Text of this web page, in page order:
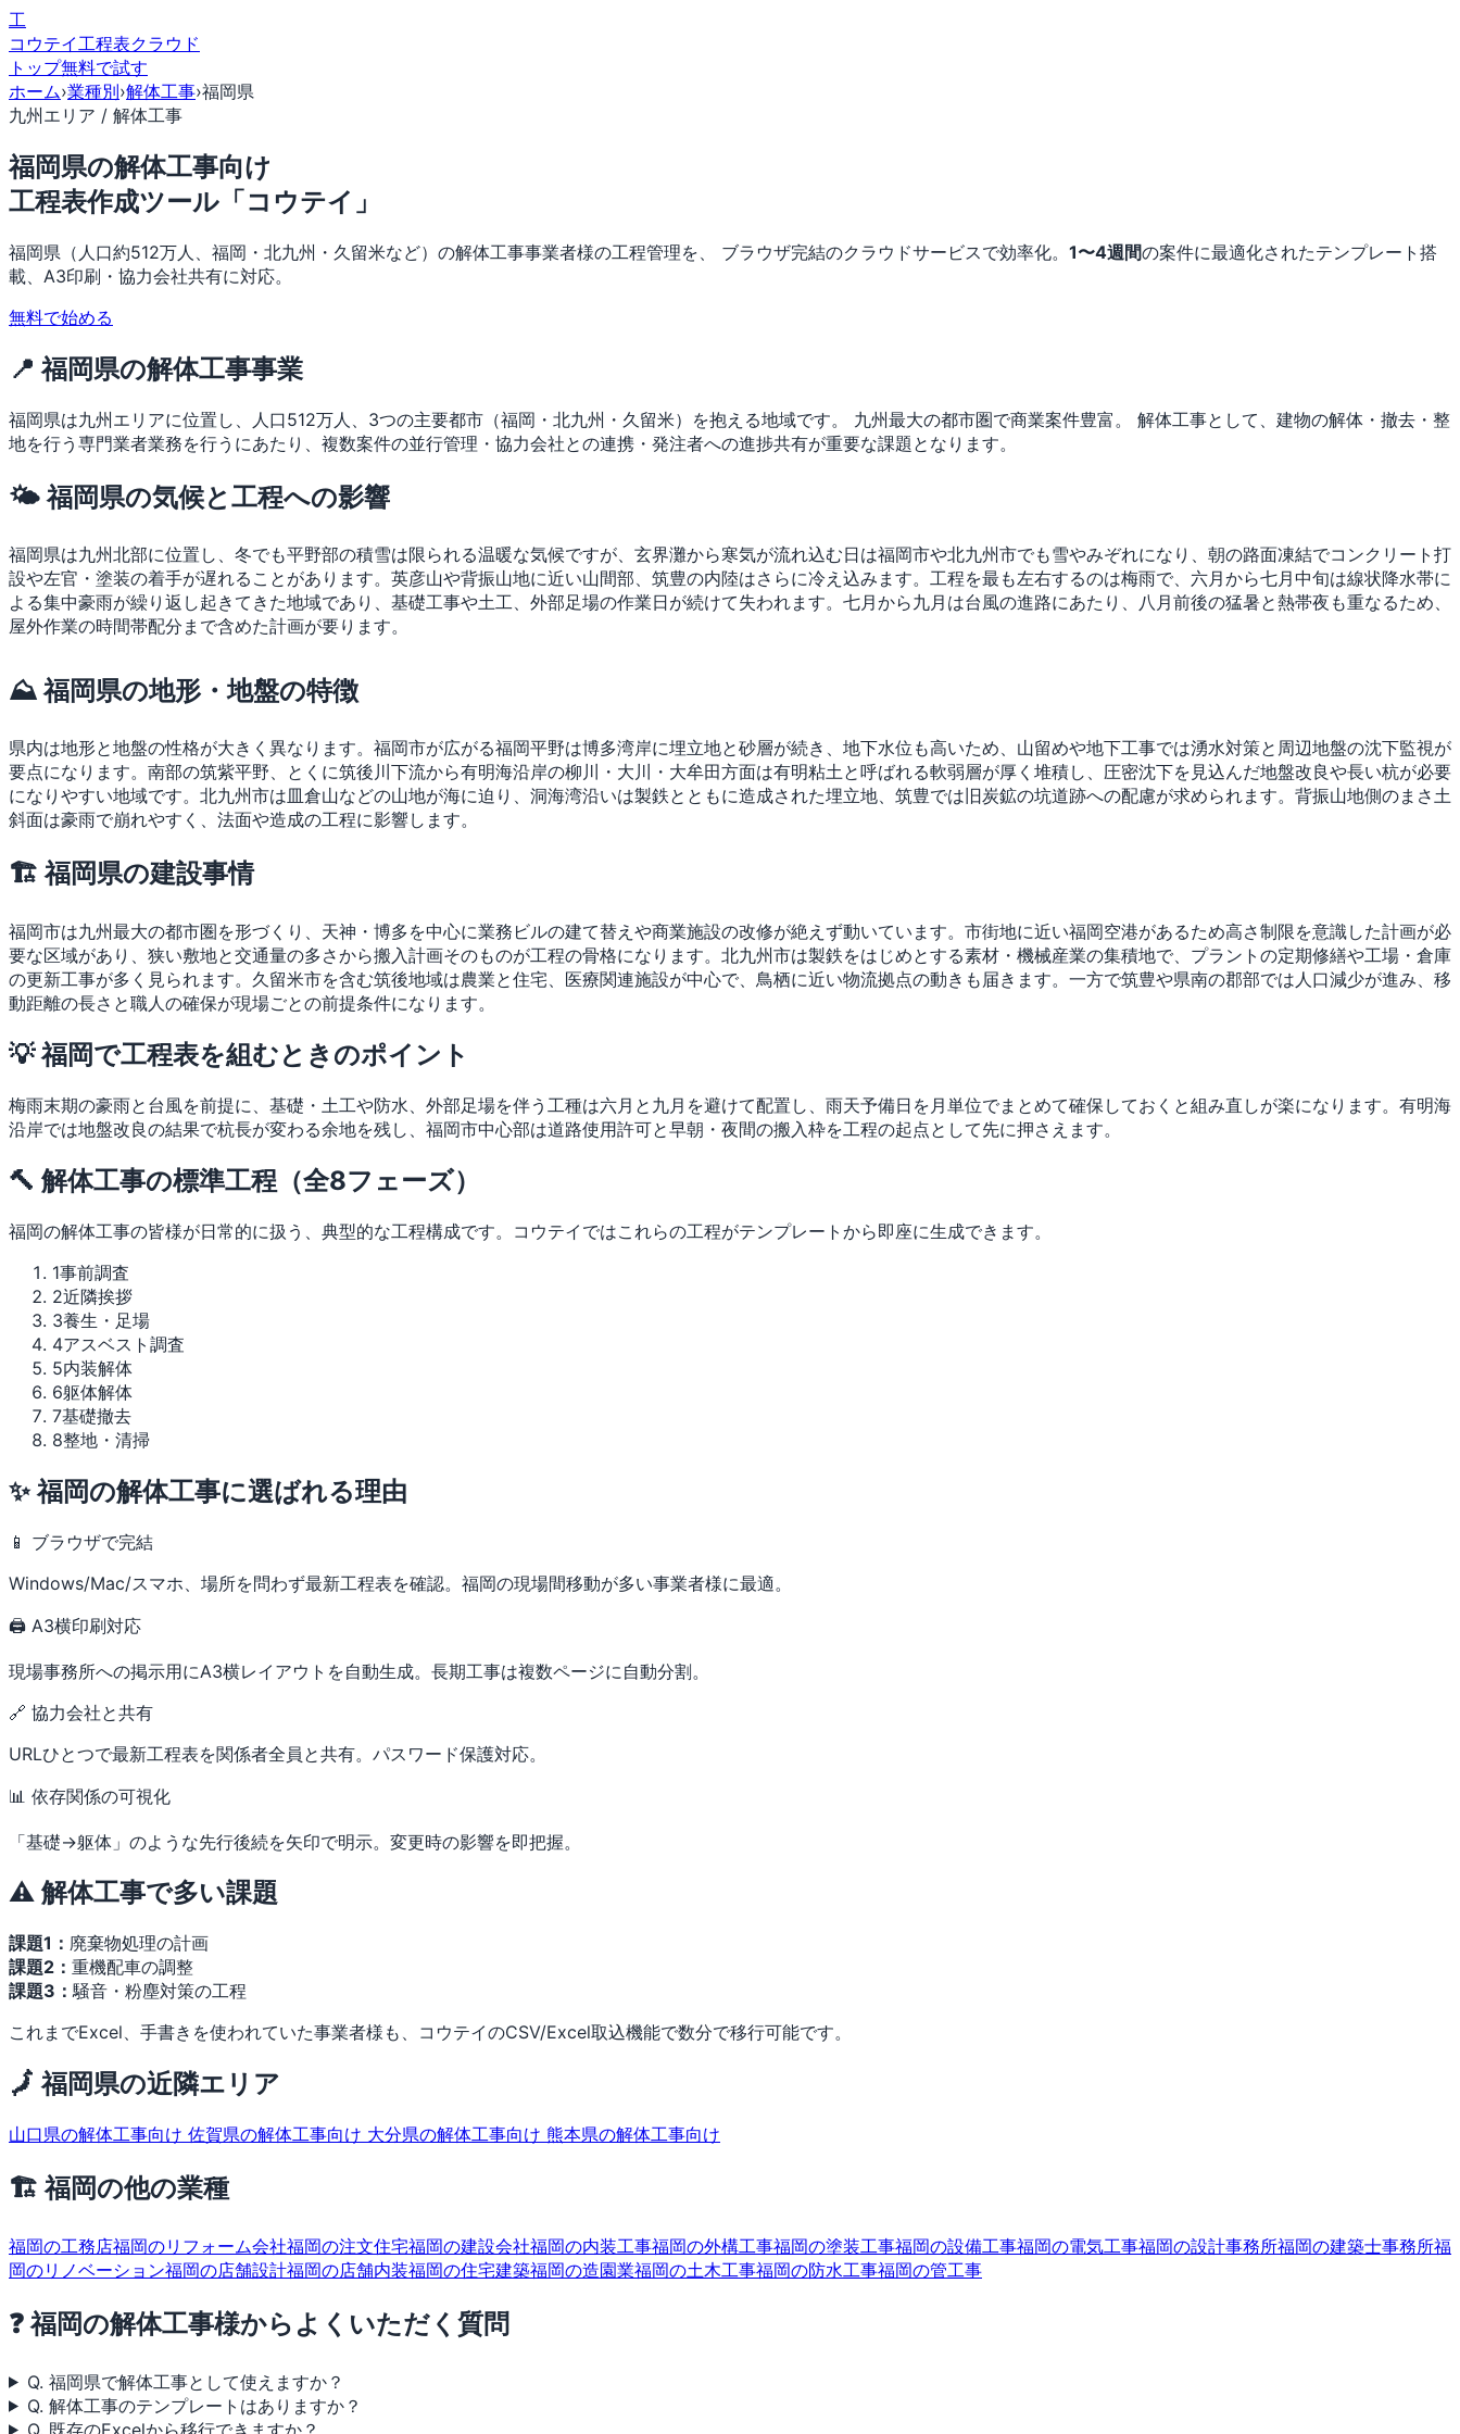
工
コウテイ工程表クラウド
トップ無料で試す
ホーム›業種別›解体工事›福岡県
九州エリア / 解体工事
福岡県の解体工事向け
工程表作成ツール「コウテイ」
福岡県（人口約512万人、福岡・北九州・久留米など）の解体工事事業者様の工程管理を、 ブラウザ完結のクラウドサービスで効率化。 1〜4週間の案件に最適化されたテンプレート搭
載、A3印刷・協力会社共有に対応。
無料で始める
📍 福岡県の解体工事事業
福岡県は九州エリアに位置し、人口512万人、3つの主要都市（福岡・北九州・久留米）を抱える地域です。 九州最大の都市圏で商業案件豊富。
解体工事として、建物の解体・撤去・整
地を行う専門業者業務を行うにあたり、複数案件の並行管理・協力会社との連携・発注者への進捗共有が重要な課題となります。
🌤 福岡県の気候と工程への影響
福岡県は九州北部に位置し、冬でも平野部の積雪は限られる温暖な気候ですが、玄界灘から寒気が流れ込む日は福岡市や北九州市でも雪やみぞれになり、朝の路面凍結でコンクリート打
設や左官・塗装の着手が遅れることがあります。英彦山や背振山地に近い山間部、筑豊の内陸はさらに冷え込みます。工程を最も左右するのは梅雨で、六月から七月中旬は線状降水帯に
よる集中豪雨が繰り返し起きてきた地域であり、基礎工事や土工、外部足場の作業日が続けて失われます。七月から九月は台風の進路にあたり、八月前後の猛暑と熱帯夜も重なるため、
屋外作業の時間帯配分まで含めた計画が要ります。
⛰ 福岡県の地形・地盤の特徴
県内は地形と地盤の性格が大きく異なります。福岡市が広がる福岡平野は博多湾岸に埋立地と砂層が続き、地下水位も高いため、山留めや地下工事では湧水対策と周辺地盤の沈下監視が
要点になります。南部の筑紫平野、とくに筑後川下流から有明海沿岸の柳川・大川・大牟田方面は有明粘土と呼ばれる軟弱層が厚く堆積し、圧密沈下を見込んだ地盤改良や長い杭が必要
になりやすい地域です。北九州市は皿倉山などの山地が海に迫り、洞海湾沿いは製鉄とともに造成された埋立地、筑豊では旧炭鉱の坑道跡への配慮が求められます。背振山地側のまさ土
斜面は豪雨で崩れやすく、法面や造成の工程に影響します。
🏗 福岡県の建設事情
福岡市は九州最大の都市圏を形づくり、天神・博多を中心に業務ビルの建て替えや商業施設の改修が絶えず動いています。市街地に近い福岡空港があるため高さ制限を意識した計画が必
要な区域があり、狭い敷地と交通量の多さから搬入計画そのものが工程の骨格になります。北九州市は製鉄をはじめとする素材・機械産業の集積地で、プラントの定期修繕や工場・倉庫
の更新工事が多く見られます。久留米市を含む筑後地域は農業と住宅、医療関連施設が中心で、鳥栖に近い物流拠点の動きも届きます。一方で筑豊や県南の郡部では人口減少が進み、移
動距離の長さと職人の確保が現場ごとの前提条件になります。
💡 福岡で工程表を組むときのポイント
梅雨末期の豪雨と台風を前提に、基礎・土工や防水、外部足場を伴う工種は六月と九月を避けて配置し、雨天予備日を月単位でまとめて確保しておくと組み直しが楽になります。有明海
沿岸では地盤改良の結果で杭長が変わる余地を残し、福岡市中心部は道路使用許可と早朝・夜間の搬入枠を工程の起点として先に押さえます。
🔨 解体工事の標準工程（全8フェーズ）
福岡の解体工事の皆様が日常的に扱う、典型的な工程構成です。コウテイではこれらの工程がテンプレートから即座に生成できます。
1事前調査
2近隣挨拶
3養生・足場
4アスベスト調査
5内装解体
6躯体解体
7基礎撤去
8整地・清掃
✨ 福岡の解体工事に選ばれる理由
📱 ブラウザで完結
Windows/Mac/スマホ、場所を問わず最新工程表を確認。福岡の現場間移動が多い事業者様に最適。
🖨 A3横印刷対応
現場事務所への掲示用にA3横レイアウトを自動生成。長期工事は複数ページに自動分割。
🔗 協力会社と共有
URLひとつで最新工程表を関係者全員と共有。パスワード保護対応。
📊 依存関係の可視化
「基礎→躯体」のような先行後続を矢印で明示。変更時の影響を即把握。
⚠️ 解体工事で多い課題
課題1： 廃棄物処理の計画
課題2： 重機配車の調整
課題3：騒音・粉塵対策の工程
これまでExcel、手書きを使われていた事業者様も、コウテイのCSV/Excel取込機能で数分で移行可能です。
🗾 福岡県の近隣エリア
山口県の解体工事向け 佐賀県の解体工事向け 大分県の解体工事向け 熊本県の解体工事向け
🏗 福岡の他の業種
福岡の工務店福岡のリフォーム会社福岡の注文住宅福岡の建設会社福岡の内装工事福岡の外構工事福岡の塗装工事福岡の設備工事福岡の電気工事福岡の設計事務所福岡の建築士事務所福
岡のリノベーション福岡の店舗設計福岡の店舗内装福岡の住宅建築福岡の造園業福岡の土木工事福岡の防水工事福岡の管工事
❓ 福岡の解体工事様からよくいただく質問
Q. 福岡県で解体工事として使えますか？
Q. 解体工事のテンプレートはありますか？
Q. 既存のExcelから移行できますか？